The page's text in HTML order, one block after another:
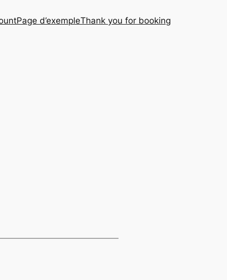
Page d’exempleThank you for booking